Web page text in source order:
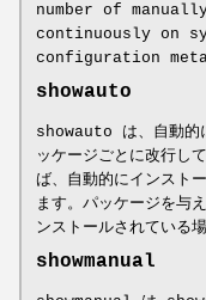
number of
continuously on
configuration
showauto
showauto は、自動的
ッケージごとに改行し
ば、自動的にインスト
ます。パッケージを与
ンストールされている
showmanual